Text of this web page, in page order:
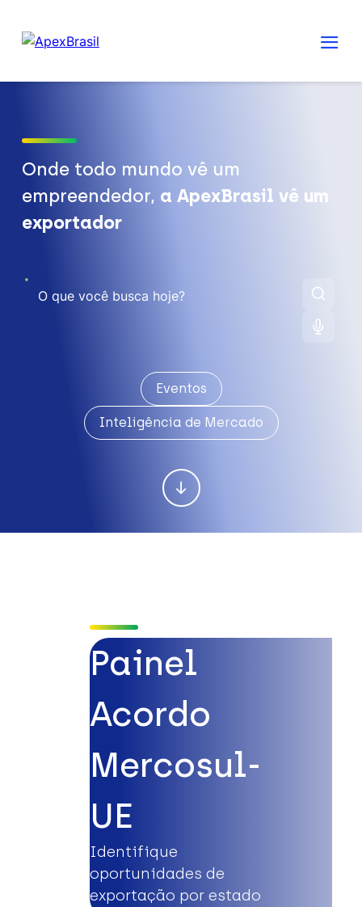
Onde todo mundo vê um
empreendedor, a ApexBrasil vê um
exportador
Eventos
Inteligência de Mercado
Painel
Acordo
Mercosul-
UE
Identifique
oportunidades de
exportação por estado